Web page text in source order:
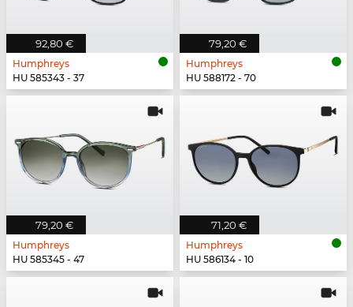
92,80 €
Humphreys
HU 585343 - 37
79,20 €
Humphreys
HU 588172 - 70
79,20 €
Humphreys
HU 585345 - 47
71,20 €
Humphreys
HU 586134 - 10